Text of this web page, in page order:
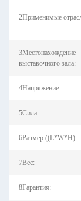
2Применимые
3Местонахождение
выставочного зала:
4Напряжение:
5Сила:
6Размер ((L*W*H):
7Вес:
8Гарантия: